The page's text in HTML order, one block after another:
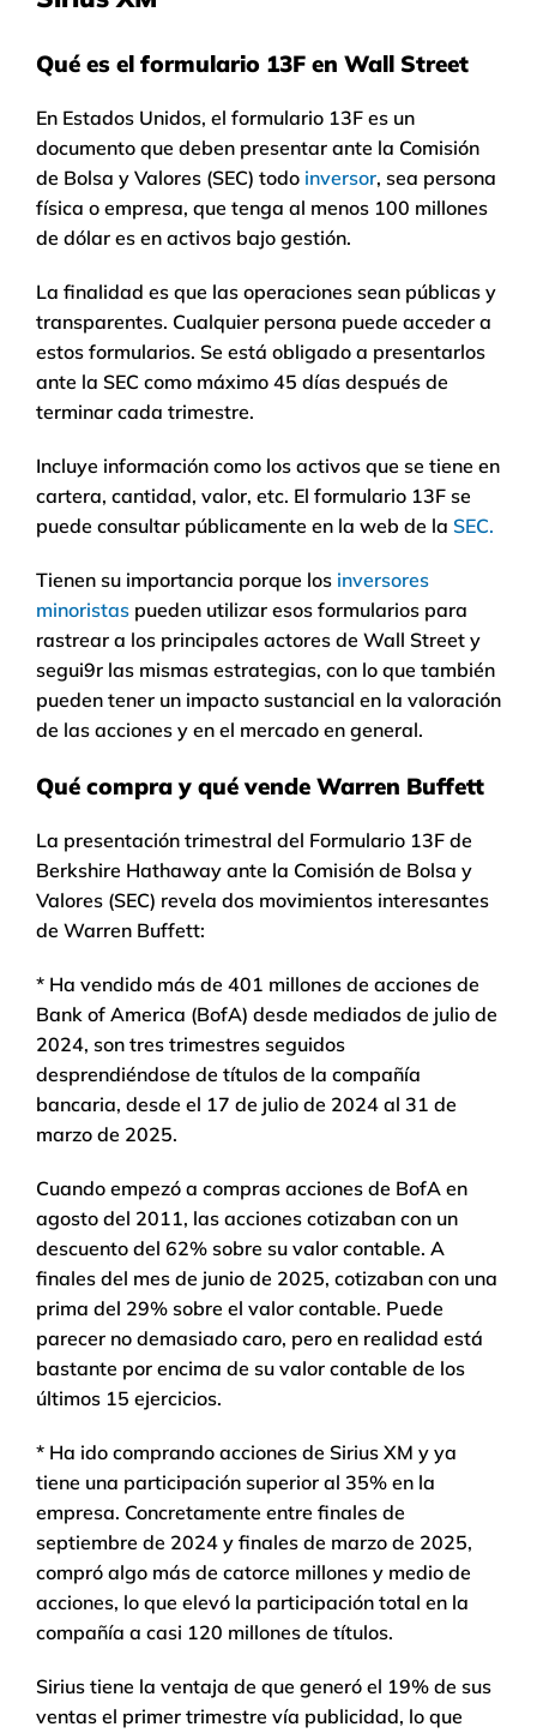
Qué es el formulario 13F en Wall Street
En Estados Unidos, el formulario 13F es un
documento que deben presentar ante la Comisión
de Bolsa y Valores (SEC) todo inversor, sea persona
física o empresa, que tenga al menos 100 millones
de dólar es en activos bajo gestión.
La finalidad es que las operaciones sean públicas y
transparentes. Cualquier persona puede acceder a
estos formularios. Se está obligado a presentarlos
ante la SEC como máximo 45 días después de
terminar cada trimestre.
Incluye información como los activos que se tiene en
cartera, cantidad, valor, etc. El formulario 13F se
puede consultar públicamente en la web de la SEC.
Tienen su importancia porque los inversores
minoristas pueden utilizar esos formularios para
rastrear a los principales actores de Wall Street y
segui9r las mismas estrategias, con lo que también
pueden tener un impacto sustancial en la valoración
de las acciones y en el mercado en general.
Qué compra y qué vende Warren Buffett
La presentación trimestral del Formulario 13F de
Berkshire Hathaway ante la Comisión de Bolsa y
Valores (SEC) revela dos movimientos interesantes
de Warren Buffett:
* Ha vendido más de 401 millones de acciones de
Bank of America (BofA) desde mediados de julio de
2024, son tres trimestres seguidos
desprendiéndose de títulos de la compañía
bancaria, desde el 17 de julio de 2024 al 31 de
marzo de 2025.
Cuando empezó a compras acciones de BofA en
agosto del 2011, las acciones cotizaban con un
descuento del 62% sobre su valor contable. A
finales del mes de junio de 2025, cotizaban con una
prima del 29% sobre el valor contable. Puede
parecer no demasiado caro, pero en realidad está
bastante por encima de su valor contable de los
últimos 15 ejercicios.
* Ha ido comprando acciones de Sirius XM y ya
tiene una participación superior al 35% en la
empresa. Concretamente entre finales de
septiembre de 2024 y finales de marzo de 2025,
compró algo más de catorce millones y medio de
acciones, lo que elevó la participación total en la
compañía a casi 120 millones de títulos.
Sirius tiene la ventaja de que generó el 19% de sus
ventas el primer trimestre vía publicidad, lo que